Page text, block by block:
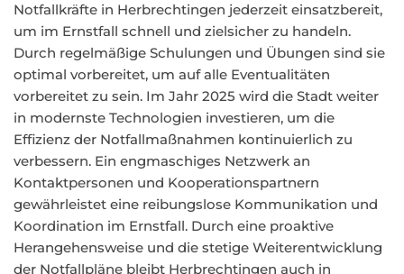
Notfallkräfte in Herbrechtingen jederzeit einsatzbereit,
um im Ernstfall schnell und zielsicher zu handeln.
Durch regelmäßige Schulungen und Übungen sind sie
optimal vorbereitet, um auf alle Eventualitäten
vorbereitet zu sein. Im Jahr 2025 wird die Stadt weiter
in modernste Technologien investieren, um die
Effizienz der Notfallmaßnahmen kontinuierlich zu
verbessern. Ein engmaschiges Netzwerk an
Kontaktpersonen und Kooperationspartnern
gewährleistet eine reibungslose Kommunikation und
Koordination im Ernstfall. Durch eine proaktive
Herangehensweise und die stetige Weiterentwicklung
der Notfallpläne bleibt Herbrechtingen auch in